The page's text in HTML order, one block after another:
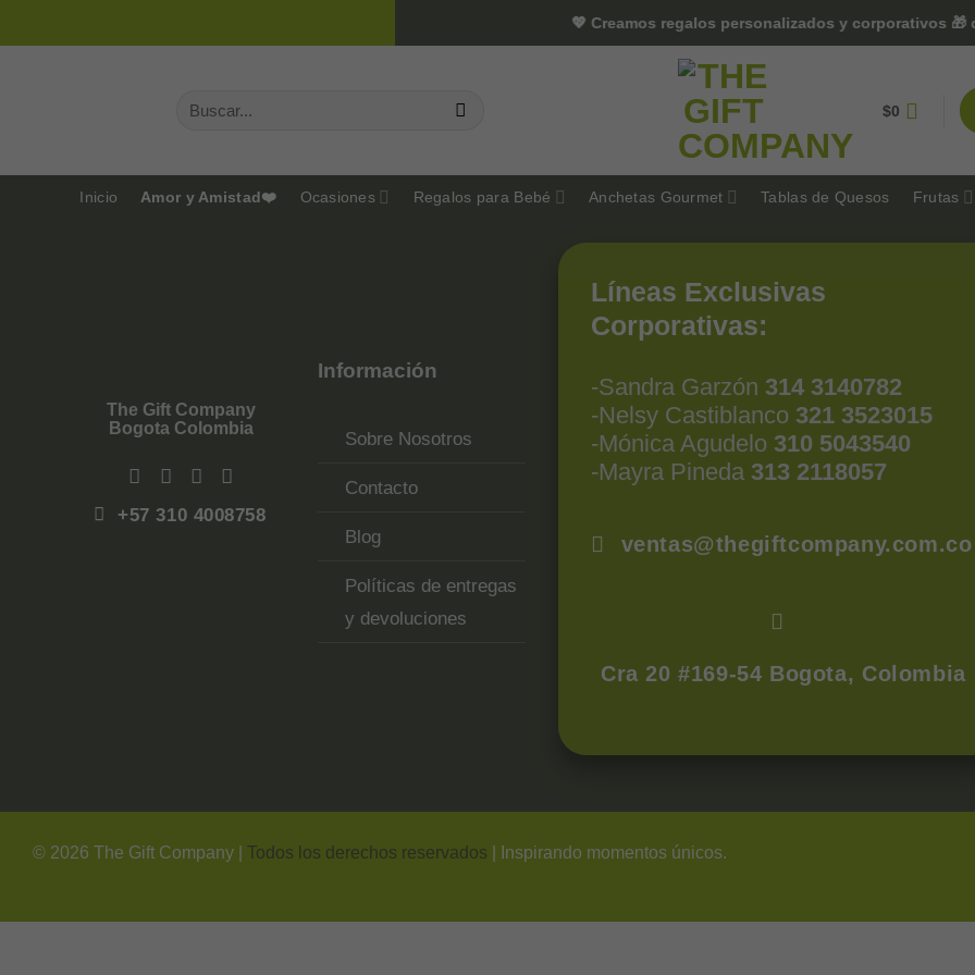
al
💖 Creamos regalos personalizados y corporativos 🎁
Buscar
$0
Inicio Amor y Amistad❤️ Ocasiones Regalos para Bebé Anchetas Gourmet Tablas de Quesos Frutas
The Gift Company
Bogota Colombia
+57 310 4008758
Información
Sobre Nosotros
Contacto
Blog
Políticas de entregas
y devoluciones
Líneas Exclusivas
Corporativas:
-Sandra Garzón314 3140782
-Nelsy Castiblanco321 3523015
-Mónica Agudelo 310 5043540
-Mayra Pineda 313 2118057
ventas@thegiftcompany.com.co
Cra 20 #169-54 Bogota, Colombia
© 2026 The Gift Company | Todos los derechos reservados | Inspirando momentos únicos.